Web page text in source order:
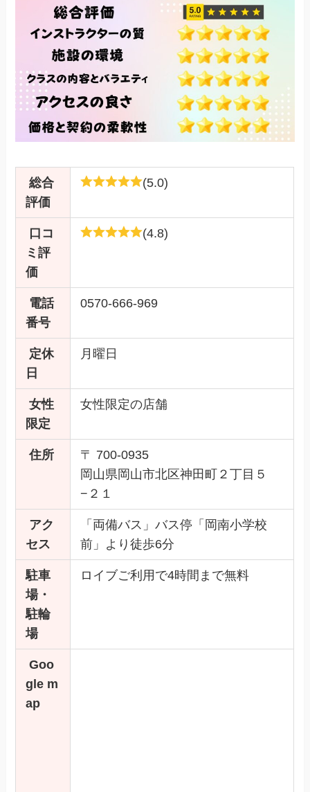
総合
評価
(5.0)
口コ
ミ評
価
(4.8)
電話
番号
0570-666-969
定休
日
月曜日
女性
限定
女性限定の店舗
住所
〒 700-0935
岡山県岡山市北区神田町２丁目５
−２１
アク
セス
「両備バス」バス停「岡南小学校
前」より徒歩6分
駐車
場・
駐輪
場
ロイブご利用で4時間まで無料
Goo
gle m
ap